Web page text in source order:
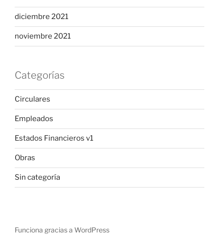
diciembre 2021
noviembre 2021
Categorías
Circulares
Empleados
Estados Financieros v1
Obras
Sin categoría
Funciona gracias a WordPress